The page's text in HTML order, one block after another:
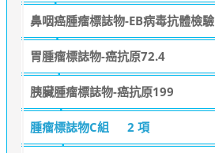
鼻咽癌腫瘤標誌物-EB病毒抗體檢驗
胃腫瘤標誌物-癌抗原72.4
胰臟腫瘤標誌物-癌抗原199
腫瘤標誌物C組 2 項